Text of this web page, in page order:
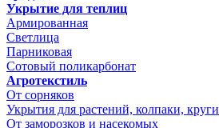
Укрытие для теплиц
Армированная
Светлица
Парниковая
Сотовый поликарбонат
Агротекстиль
От сорняков
Укрытия для растений, колпаки, круги
От заморозков и насекомых